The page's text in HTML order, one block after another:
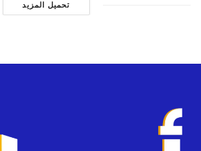
تحميل المزيد